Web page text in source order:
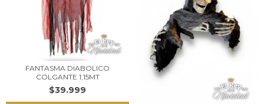
FANTASMA DIABOLICO
COLGANTE 1,15MT
$39.999